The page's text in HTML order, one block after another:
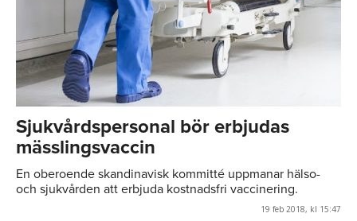
Sjukvårdspersonal bör erbjudas
mässlingsvaccin
En oberoende skandinavisk kommitté uppmanar hälso-
och sjukvården att erbjuda kostnadsfri vaccinering.
19 feb 2018, kl 15:47